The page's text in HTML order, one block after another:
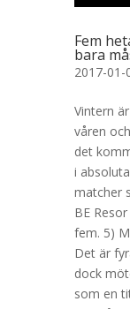
Fem
bara
2017-01-
Vintern
våren
det
i
matcher
BE
fem. 5)
Det är
dock
som en